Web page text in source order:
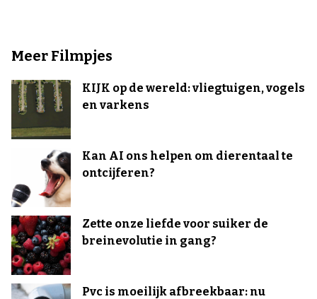
Meer Filmpjes
KIJK op de wereld: vliegtuigen, vogels
en varkens
Kan AI ons helpen om dierentaal te
ontcijferen?
Zette onze liefde voor suiker de
breinevolutie in gang?
Pvc is moeilijk afbreekbaar: nu